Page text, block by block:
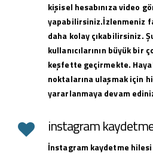
kişisel hesabınıza video
yapabilirsiniz.İzlenmeniz
daha kolay çıkabilirsiniz.
kullanıcılarının büyük bir
keşfette geçirmekte. Hayal
noktalarına ulaşmak için
yararlanmaya devam
instagram
İnstagram kaydetme hilesi